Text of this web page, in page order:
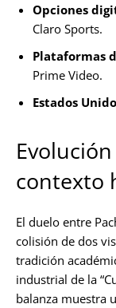
Opciones
Claro Sports.
Plataformas
Prime Video.
Estados
contexto
El duelo entre
colisión de dos
tradición
industrial de la
balanza muestra